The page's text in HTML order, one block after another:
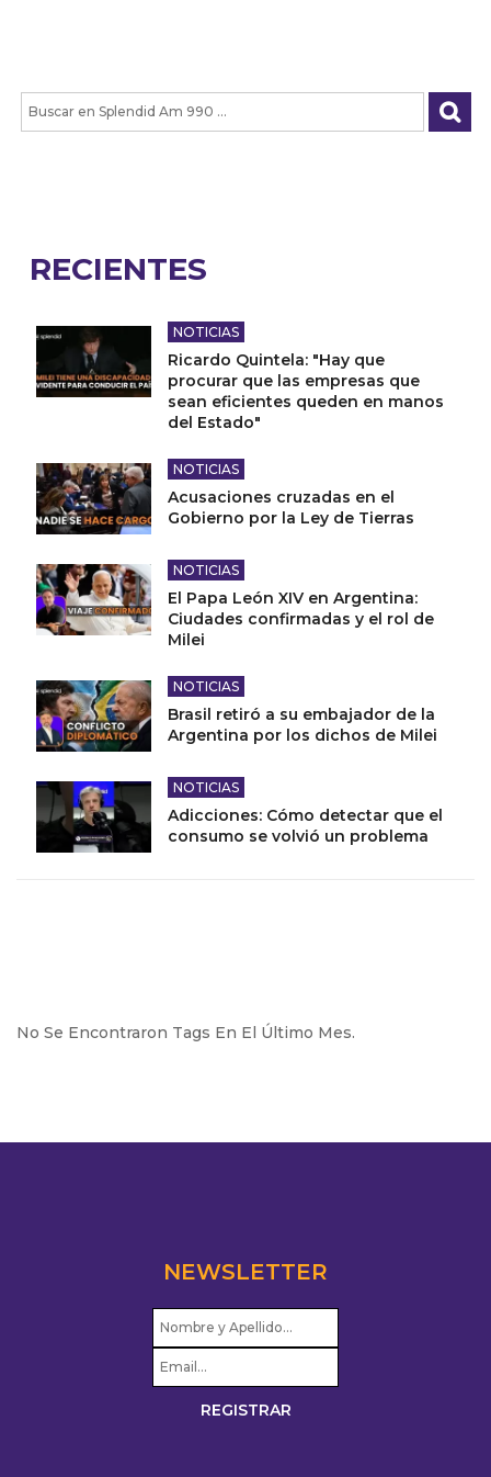
RECIENTES
NOTICIAS
Ricardo Quintela: "Hay que
procurar que las empresas que
sean eficientes queden en manos
del Estado"
NOTICIAS
Acusaciones cruzadas en el
Gobierno por la Ley de Tierras
NOTICIAS
El Papa León XIV en Argentina:
Ciudades confirmadas y el rol de
Milei
NOTICIAS
Brasil retiró a su embajador de la
Argentina por los dichos de Milei
NOTICIAS
Adicciones: Cómo detectar que el
consumo se volvió un problema
No Se Encontraron Tags En El Último Mes.
NEWSLETTER